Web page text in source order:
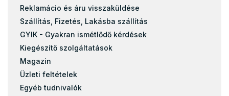
Reklamácio és áru visszaküldése
Szállítás, Fizetés, Lakásba szállítás
GYIK - Gyakran ismétlődő kérdések
Kiegészítő szolgáltatások
Magazin
Üzleti feltételek
Egyéb tudnivalók